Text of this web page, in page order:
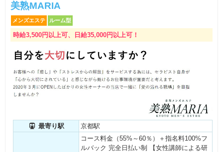
イフスタイルに合わせて出勤可能です
美熟MARIA
メンズエステ ルーム型
時給3,500円以上可、日給35,000円以上可！
最寄り駅 京都駅
コース料金（55%～60％）＋指名料100%フ
ルバック 完全日払い制 【女性講師による研